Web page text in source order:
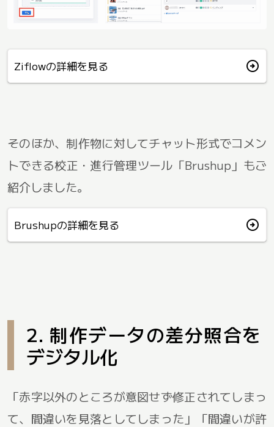
Ziflowの詳細を見る arrow_circle_right
そのほか、制作物に対してチャット形式でコメン
トできる校正・進行管理ツール「Brushup」もご
紹介しました。
Brushupの詳細を見る arrow_circle_right
2. 制作データの差分照合を
デジタル化
「赤字以外のところが意図せず修正されてしまっ
て、間違いを見落としてしまった」「間違いが許